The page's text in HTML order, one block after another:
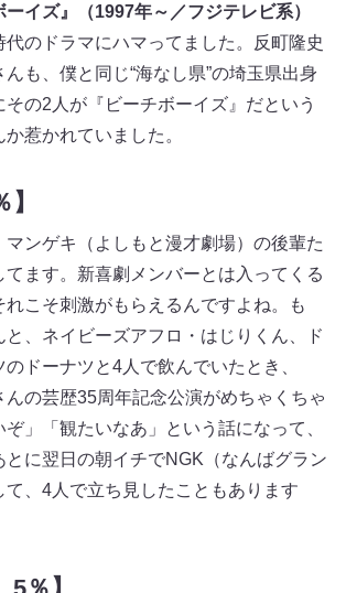
ーイズ』（1997年～／フジテレビ系）
のドラマにハマってました。反町隆史
も、僕と同じ“海なし県”の埼玉県出身
の2人が『ビーチボーイズ』だという
惹かれていました。
ンゲキ（よしもと漫才劇場）の後輩た
てます。新喜劇メンバーとは入ってくる
こそ刺激がもらえるんですよね。も
と、ネイビーズアフロ・はじりくん、ド
ドーナツと4人で飲んでいたとき、
んの芸歴35周年記念公演がめちゃくちゃ
」「観たいなあ」という話になって、
とに翌日の朝イチでNGK（なんばグラン
て、4人で立ち見したこともあります